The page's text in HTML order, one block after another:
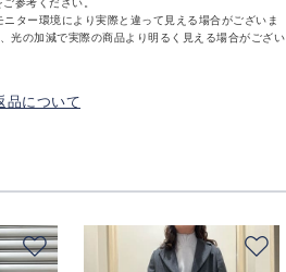
参考ください。
ター環境により実際と違って見える場合がございま
光の加減で実際の商品より明るく見える場合がござい
品について